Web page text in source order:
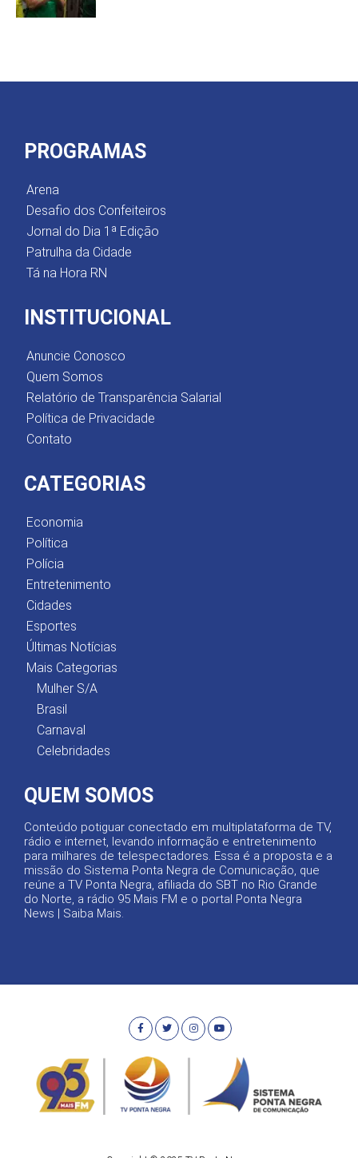
PROGRAMAS
Arena
Desafio dos Confeiteiros
Jornal do Dia 1ª Edição
Patrulha da Cidade
Tá na Hora RN
INSTITUCIONAL
Anuncie Conosco
Quem Somos
Relatório de Transparência Salarial
Política de Privacidade
Contato
CATEGORIAS
Economia
Política
Polícia
Entretenimento
Cidades
Esportes
Últimas Notícias
Mais Categorias
Mulher S/A
Brasil
Carnaval
Celebridades
QUEM SOMOS
Conteúdo potiguar conectado em multiplataforma de TV,
rádio e internet, levando informação e entretenimento
para milhares de telespectadores. Essa é a proposta e a
missão do Sistema Ponta Negra de Comunicação, que
reúne a TV Ponta Negra, afiliada do SBT no Rio Grande
do Norte, a rádio 95 Mais FM e o portal Ponta Negra
News | Saiba Mais.